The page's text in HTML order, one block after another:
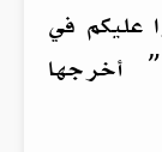
عليكم في
أخرجها